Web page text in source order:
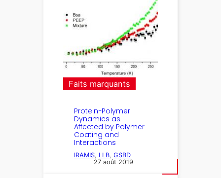
Faits marquants
Protein−Polymer
Dynamics as
Affected by Polymer
Coating and
Interactions
IRAMIS, LLB, GSBD
27 août 2019